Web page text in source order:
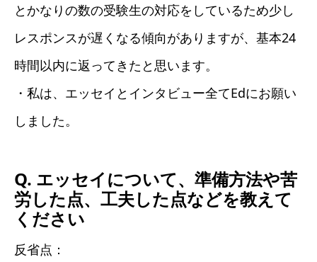
とかなりの数の受験生の対応をしているため少し
レスポンスが遅くなる傾向がありますが、基本24
時間以内に返ってきたと思います。
・私は、エッセイとインタビュー全てEdにお願い
しました。
Q. エッセイについて、準備方法や苦
労した点、工夫した点などを教えて
ください
反省点：